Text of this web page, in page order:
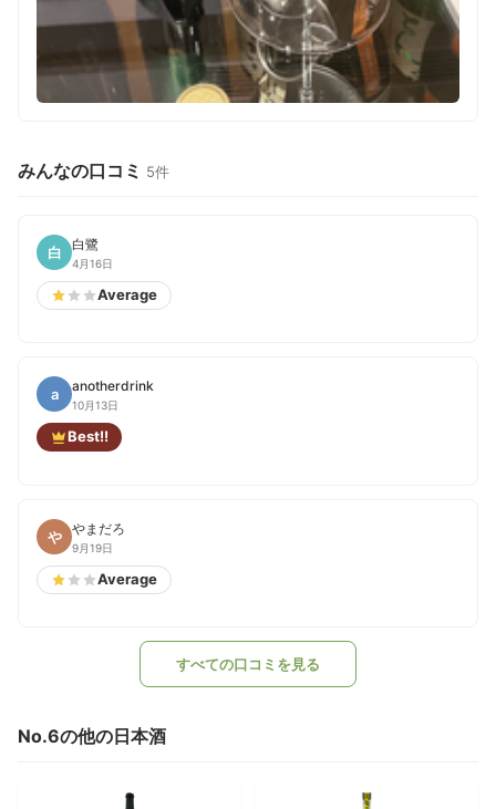
みんなの口コミ 5件
白 白鷺
4月16日
Average
a anotherdrink
10月13日
Best!!
や やまだろ
9月19日
Average
すべての口コミを見る
No.6の他の日本酒